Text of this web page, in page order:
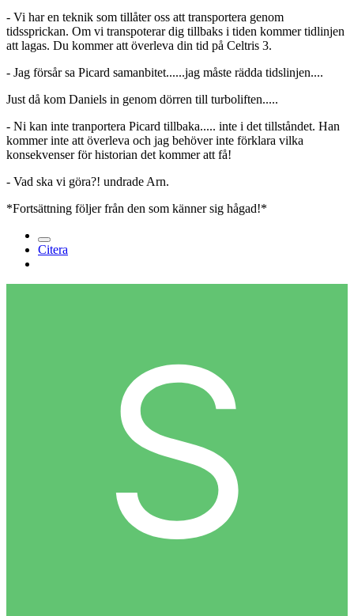
- Vi har en teknik som tillåter oss att transportera genom
tidssprickan. Om vi transpoterar dig tillbaks i tiden kommer tidlinjen
att lagas. Du kommer att överleva din tid på Celtris 3.
- Jag försår sa Picard samanbitet......jag måste rädda tidslinjen....
Just då kom Daniels in genom dörren till turboliften.....
- Ni kan inte tranportera Picard tillbaka..... inte i det tillståndet. Han
kommer inte att överleva och jag behöver inte förklara vilka
konsekvenser för historian det kommer att få!
- Vad ska vi göra?! undrade Arn.
*Fortsättning följer från den som känner sig hågad!*
Citera